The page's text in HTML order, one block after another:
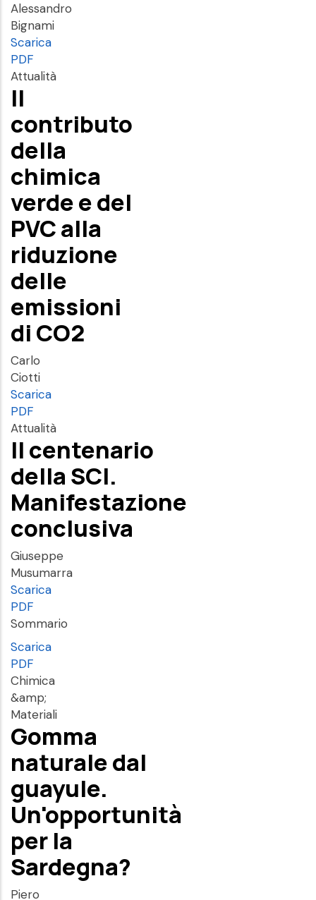
Alessandro
Bignami
Scarica
PDF
Attualità
Il
contributo
della
chimica
verde e del
PVC alla
riduzione
delle
emissioni
di CO2
Carlo
Ciotti
Scarica
PDF
Attualità
Il centenario
della SCI.
Manifestazione
conclusiva
Giuseppe
Musumarra
Scarica
PDF
Sommario
Scarica
PDF
Chimica
&amp;
Materiali
Gomma
naturale dal
guayule.
Un'opportunità
per la
Sardegna?
Piero